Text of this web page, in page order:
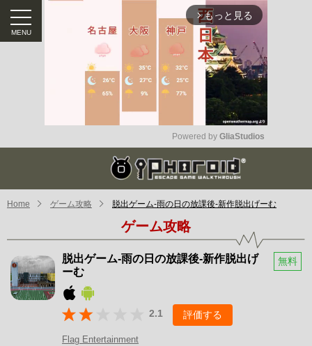
arrow_forward_ios もっと見る
Mute
Powered by GliaStudios
Home ゲーム攻略 脱出ゲーム-雨の日の放課後-新作脱出げーむ
ゲーム攻略
脱出ゲーム-雨の日の放課後-新作脱出げ
ーむ
無料
2.1 評価する
Flag Entertainment